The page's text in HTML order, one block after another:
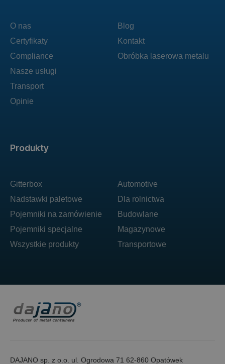
Produkty
Gitterbox
Nadstawki paletowe
Pojemniki na zamówienie
Pojemniki specjalne
Wszystkie produkty
Automotive
Dla rolnictwa
Budowlane
Magazynowe
Transportowe
O nas
Certyfikaty
Compliance
Nasze usługi
Transport
Opinie
Blog
Kontakt
Obróbka laserowa metalu
DAJANO sp. z o.o. ul. Ogrodowa 71 62-860 Opatówek